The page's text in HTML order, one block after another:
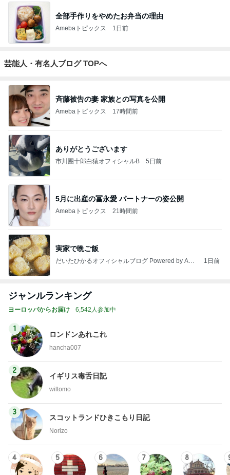
全部手作りをやめたお弁当の理由
Amebaトピックス 1日前
芸能人・有名人ブログ TOPへ
斉藤被告の妻 家族との写真を公開
Amebaトピックス 17時間前
ありがとうございます
市川團十郎白猿オフィシャルB 5日前
5月に出産の冨永愛 パートナーの姿公開
Amebaトピックス 21時間前
実家で晩ご飯
だいたひかるオフィシャルブログ Powered by Ame
1日前
ジャンルランキング
ヨーロッパからお届け 6,542人参加中
1
ロンドンあれこれ
hancha007
2
イギリス毒舌日記
wiltomo
3
スコットランドひきこもり日記
Norizo
4 5 6 7 8